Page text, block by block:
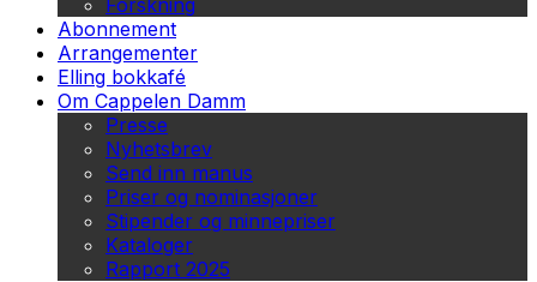
Forskning
Abonnement
Arrangementer
Elling bokkafé
Om Cappelen Damm
Presse
Nyhetsbrev
Send inn manus
Priser og nominasjoner
Stipender og minnepriser
Kataloger
Rapport 2025